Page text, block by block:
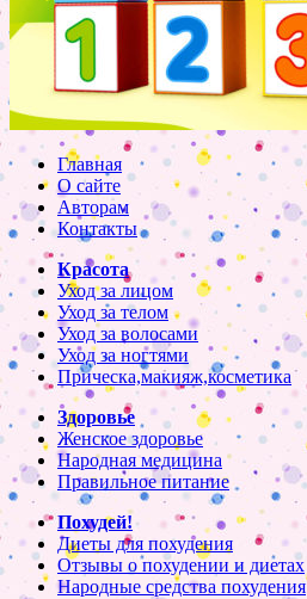
Главная
О сайте
Авторам
Контакты
Красота
Уход за лицом
Уход за телом
Уход за волосами
Уход за ногтями
Прическа,макияж,косметика
Здоровье
Женское здоровье
Народная медицина
Правильное питание
Похудей!
Диеты для похудения
Отзывы о похудении и диетах
Народные средства похудения